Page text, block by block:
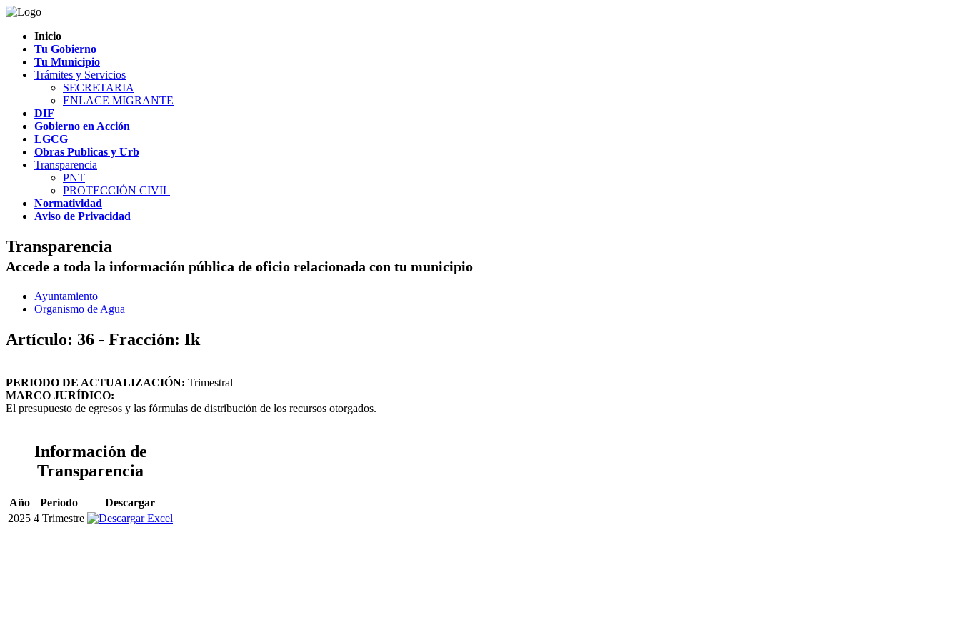
Inicio
Tu Gobierno
Tu Municipio
Trámites y Servicios
SECRETARIA
ENLACE MIGRANTE
DIF
Gobierno en Acción
LGCG
Obras Publicas y Urb
Transparencia
PNT
PROTECCIÓN CIVIL
Normatividad
Aviso de Privacidad
Transparencia
Accede a toda la información pública de oficio relacionada con tu municipio
Ayuntamiento
Organismo de Agua
Artículo: 36 - Fracción: Ik
PERIODO DE ACTUALIZACIÓN: Trimestral
MARCO JURÍDICO:
El presupuesto de egresos y las fórmulas de distribución de los recursos otorgados.
Información de
Transparencia
Año Periodo
Descargar
2025 4 Trimestre